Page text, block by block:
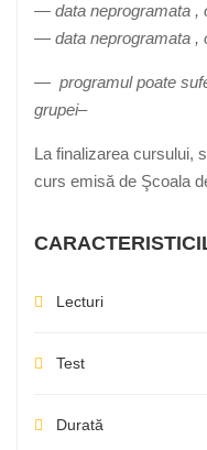
— data neprogramata ,
— data neprogramata ,
— programul poate
grupei–
La finalizarea cursului,
curs emisă de Şcoala
Lecturi
Test
Durată